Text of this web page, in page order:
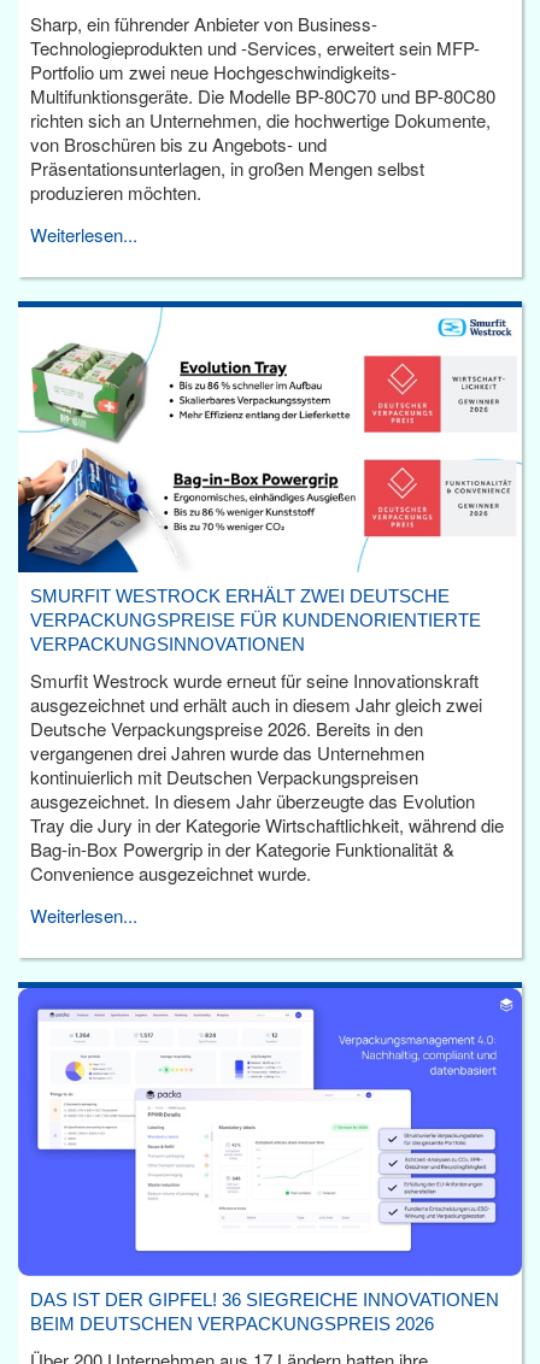
Sharp, ein führender Anbieter von Business-
Technologieprodukten und -Services, erweitert sein MFP-
Portfolio um zwei neue Hochgeschwindigkeits-
Multifunktionsgeräte. Die Modelle BP-80C70 und BP-80C80
richten sich an Unternehmen, die hochwertige Dokumente,
von Broschüren bis zu Angebots- und
Präsentationsunterlagen, in großen Mengen selbst
produzieren möchten.
Weiterlesen...
SMURFIT WESTROCK ERHÄLT ZWEI DEUTSCHE
VERPACKUNGSPREISE FÜR KUNDENORIENTIERTE
VERPACKUNGSINNOVATIONEN
Smurfit Westrock wurde erneut für seine Innovationskraft
ausgezeichnet und erhält auch in diesem Jahr gleich zwei
Deutsche Verpackungspreise 2026. Bereits in den
vergangenen drei Jahren wurde das Unternehmen
kontinuierlich mit Deutschen Verpackungspreisen
ausgezeichnet. In diesem Jahr überzeugte das Evolution
Tray die Jury in der Kategorie Wirtschaftlichkeit, während die
Bag-in-Box Powergrip in der Kategorie Funktionalität &
Convenience ausgezeichnet wurde.
Weiterlesen...
DAS IST DER GIPFEL! 36 SIEGREICHE INNOVATIONEN
BEIM DEUTSCHEN VERPACKUNGSPREIS 2026